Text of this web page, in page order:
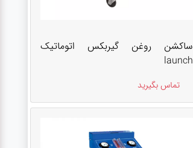
ساکشن روغن گیربکس اتوماتیک
launch
تماس بگیرید